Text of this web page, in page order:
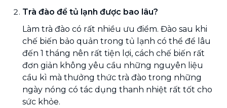
Trà đào để tủ lạnh được bao lâu?
Làm trà đào có rất nhiều ưu điểm. Đào sau khi
chế biến bảo quản trong tủ lạnh có thể để lâu
đến 1 tháng nên rất tiện lợi, cách chế biến rất
đơn giản không yêu cầu những nguyên liệu
cầu kì mà thưởng thức trà đào trong những
ngày nóng có tác dụng thanh nhiệt rất tốt cho
sức khỏe.